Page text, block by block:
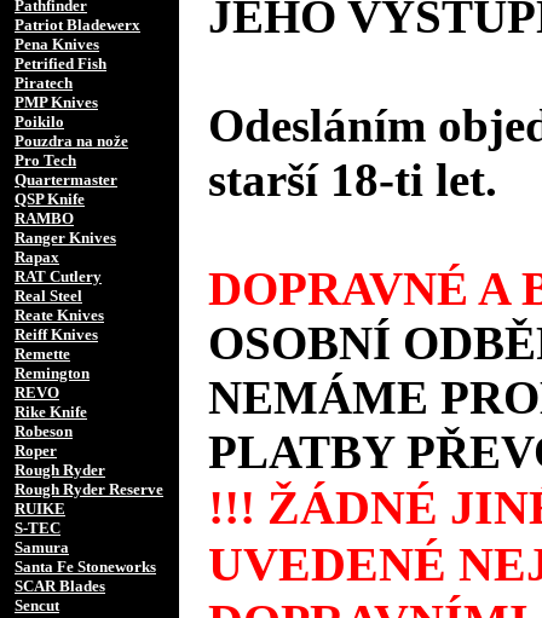
Pathfinder
Patriot Bladewerx
Pena Knives
Petrified Fish
Piratech
PMP Knives
Poikilo
Pouzdra na nože
Pro Tech
Quartermaster
QSP Knife
RAMBO
Ranger Knives
Rapax
RAT Cutlery
Real Steel
Reate Knives
Reiff Knives
Remette
Remington
REVO
Rike Knife
Robeson
Roper
Rough Ryder
Rough Ryder Reserve
RUIKE
S-TEC
Samura
Santa Fe Stoneworks
SCAR Blades
Sencut
JEHO
Odesláním
starší 18-ti let.
DOPRAVNÉ A
OSOBNÍ
NEMÁME
PLATBY
!!! ŽÁDNÉ
UVEDENÉ